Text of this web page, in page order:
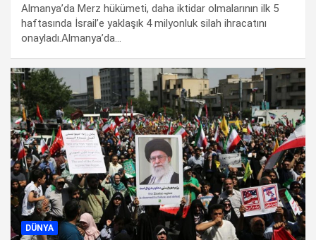
Almanya’da Merz hükümeti, daha iktidar olmalarının ilk 5
haftasında İsrail’e yaklaşık 4 milyonluk silah ihracatını
onayladı.Almanya’da…
DÜNYA